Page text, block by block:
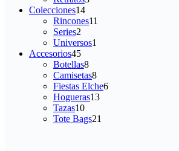
Colecciones1414
productos
Rincones11
Series2
productos
Universos1
Accesorios4545
productos
Botellas88
productos
Camisetas88
productos
Fiestas Elche66
Hogueras1313
Tazas1010
productos
Tote Bags21